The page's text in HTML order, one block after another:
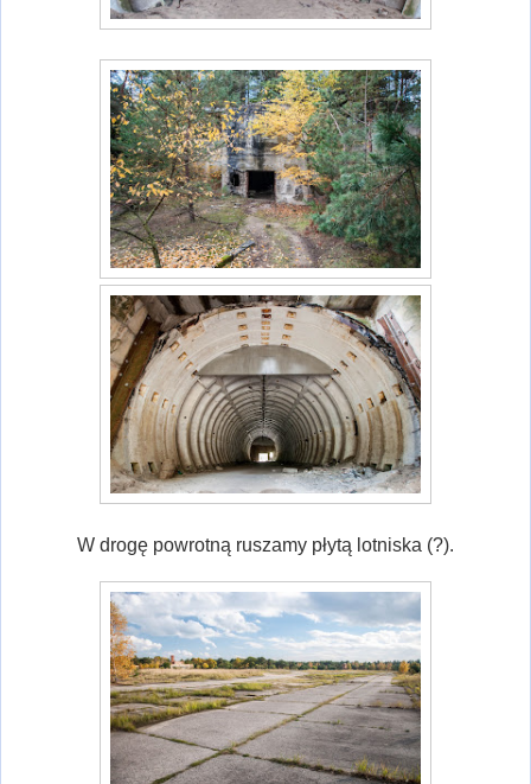
W drogę powrotną ruszamy płytą lotniska (?).